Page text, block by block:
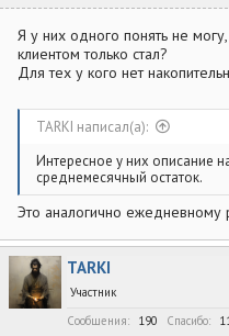
Я у них одного понять не
клиентом только стал?
Для тех у кого нет
TARKI написал(а):
Интересное у них описание
среднемесячный остаток.
Это аналогично ежедневному
TARKI
Участник
Сообщения
190 Спасибо